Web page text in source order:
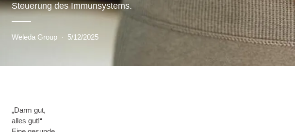
Steuerung des Immunsystems.
Weleda Group · 5/12/2025
„Darm gut,
alles gut!“